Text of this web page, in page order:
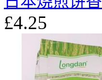
£4.25